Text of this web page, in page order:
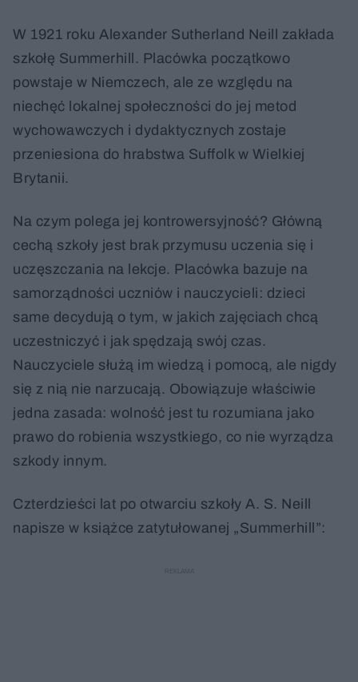
W 1921 roku Alexander Sutherland Neill zakłada
szkołę Summerhill. Placówka początkowo
powstaje w Niemczech, ale ze względu na
niechęć lokalnej społeczności do jej metod
wychowawczych i dydaktycznych zostaje
przeniesiona do hrabstwa Suffolk w Wielkiej
Brytanii.
Na czym polega jej kontrowersyjność? Główną
cechą szkoły jest brak przymusu uczenia się i
uczęszczania na lekcje. Placówka bazuje na
samorządności uczniów i nauczycieli: dzieci
same decydują o tym, w jakich zajęciach chcą
uczestniczyć i jak spędzają swój czas.
Nauczyciele służą im wiedzą i pomocą, ale nigdy
się z nią nie narzucają. Obowiązuje właściwie
jedna zasada: wolność jest tu rozumiana jako
prawo do robienia wszystkiego, co nie wyrządza
szkody innym.
Czterdzieści lat po otwarciu szkoły A. S. Neill
napisze w książce zatytułowanej „Summerhill”: